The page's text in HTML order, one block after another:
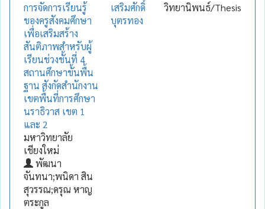
การจัดการเรียนรู้
ของครูสังคมศึกษา
เพื่อเสริมสร้าง
สันติภาพสำหรับผู้
เรียนช่วงชั้นที่ 4
สถานศึกษาขั้นพื้น
ฐาน สังกัดสำนักงาน
เขตพื้นที่การศึกษา
นราธิวาส เขต 1
และ 2
มหาวิทยาลัย
เชียงใหม่
พัฒนา
จันทนา;พนิดา สิน
สุวรรณ;ดรุณ หาญ
ตระกูล
เสริมศักดิ์
บุตรทอง
วิทยานิพนธ์/Thesis